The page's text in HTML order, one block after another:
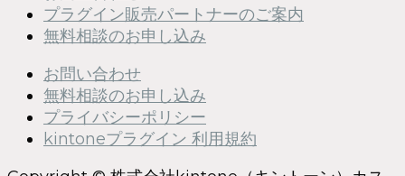
プラグイン販売パートナーのご案内
無料相談のお申し込み
お問い合わせ
無料相談のお申し込み
プライバシーポリシー
kintoneプラグイン 利用規約